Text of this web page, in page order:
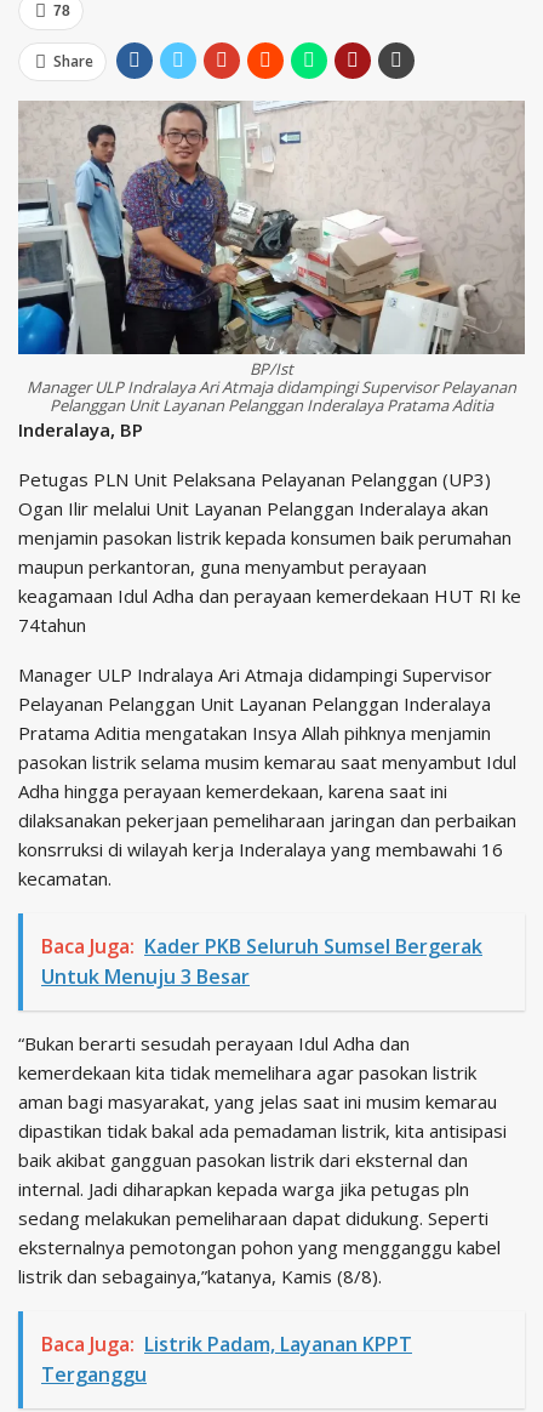
78
Share
BP/Ist
Manager ULP Indralaya Ari Atmaja didampingi Supervisor Pelayanan
Pelanggan Unit Layanan Pelanggan Inderalaya Pratama Aditia
Inderalaya, BP
Petugas PLN Unit Pelaksana Pelayanan Pelanggan (UP3)
Ogan Ilir melalui Unit Layanan Pelanggan Inderalaya akan
menjamin pasokan listrik kepada konsumen baik perumahan
maupun perkantoran, guna menyambut perayaan
keagamaan Idul Adha dan perayaan kemerdekaan HUT RI ke
74tahun
Manager ULP Indralaya Ari Atmaja didampingi Supervisor
Pelayanan Pelanggan Unit Layanan Pelanggan Inderalaya
Pratama Aditia mengatakan Insya Allah pihknya menjamin
pasokan listrik selama musim kemarau saat menyambut Idul
Adha hingga perayaan kemerdekaan, karena saat ini
dilaksanakan pekerjaan pemeliharaan jaringan dan perbaikan
konsrruksi di wilayah kerja Inderalaya yang membawahi 16
kecamatan.
Baca Juga: Kader PKB Seluruh Sumsel Bergerak
Untuk Menuju 3 Besar
“Bukan berarti sesudah perayaan Idul Adha dan
kemerdekaan kita tidak memelihara agar pasokan listrik
aman bagi masyarakat, yang jelas saat ini musim kemarau
dipastikan tidak bakal ada pemadaman listrik, kita antisipasi
baik akibat gangguan pasokan listrik dari eksternal dan
internal. Jadi diharapkan kepada warga jika petugas pln
sedang melakukan pemeliharaan dapat didukung. Seperti
eksternalnya pemotongan pohon yang mengganggu kabel
listrik dan sebagainya,”katanya, Kamis (8/8).
Baca Juga: Listrik Padam, Layanan KPPT
Terganggu